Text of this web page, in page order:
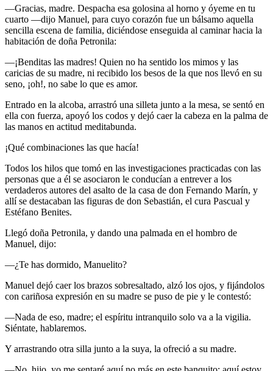
—Gracias, madre. Despacha esa golosina al horno y óyeme en tu
cuarto —dijo Manuel, para cuyo corazón fue un bálsamo aquella
sencilla escena de familia, diciéndose enseguida al caminar hacia la
habitación de doña Petronila:
—¡Benditas las madres! Quien no ha sentido los mimos y las
caricias de su madre, ni recibido los besos de la que nos llevó en su
seno, ¡oh!, no sabe lo que es amor.
Entrado en la alcoba, arrastró una silleta junto a la mesa, se sentó en
ella con fuerza, apoyó los codos y dejó caer la cabeza en la palma de
las manos en actitud meditabunda.
¡Qué combinaciones las que hacía!
Todos los hilos que tomó en las investigaciones practicadas con las
personas que a él se asociaron le conducían a entrever a los
verdaderos autores del asalto de la casa de don Fernando Marín, y
allí se destacaban las figuras de don Sebastián, el cura Pascual y
Estéfano Benites.
Llegó doña Petronila, y dando una palmada en el hombro de
Manuel, dijo:
—¿Te has dormido, Manuelito?
Manuel dejó caer los brazos sobresaltado, alzó los ojos, y fijándolos
con cariñosa expresión en su madre se puso de pie y le contestó:
—Nada de eso, madre; el espíritu intranquilo solo va a la vigilia.
Siéntate, hablaremos.
Y arrastrando otra silla junto a la suya, la ofreció a su madre.